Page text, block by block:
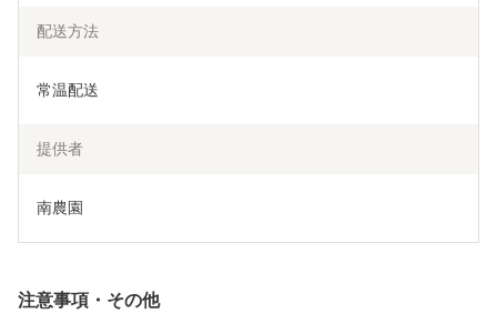
配送方法
常温配送
提供者
南農園
注意事項・その他